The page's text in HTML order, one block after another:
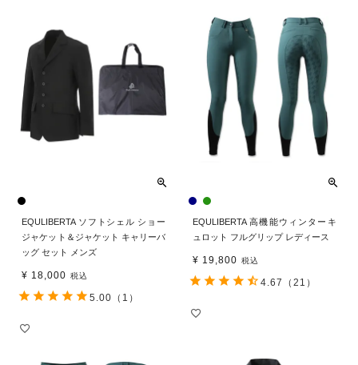
EQULIBERTA ソフトシェル ショー
ジャケット＆ジャケット キャリーバ
ッグ セット メンズ
¥ 18,000 税込
5.00 （1）
EQULIBERTA 高機能ウィンターキ
ュロット フルグリップ レディース
¥ 19,800 税込
4.67 （21）